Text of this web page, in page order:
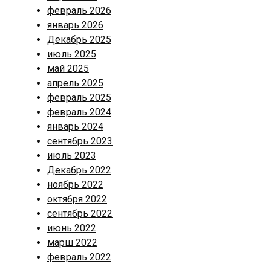
февраль 2026
январь 2026
Декабрь 2025
июль 2025
май 2025
апрель 2025
февраль 2025
февраль 2024
январь 2024
сентябрь 2023
июль 2023
Декабрь 2022
ноябрь 2022
октября 2022
сентябрь 2022
июнь 2022
марш 2022
февраль 2022